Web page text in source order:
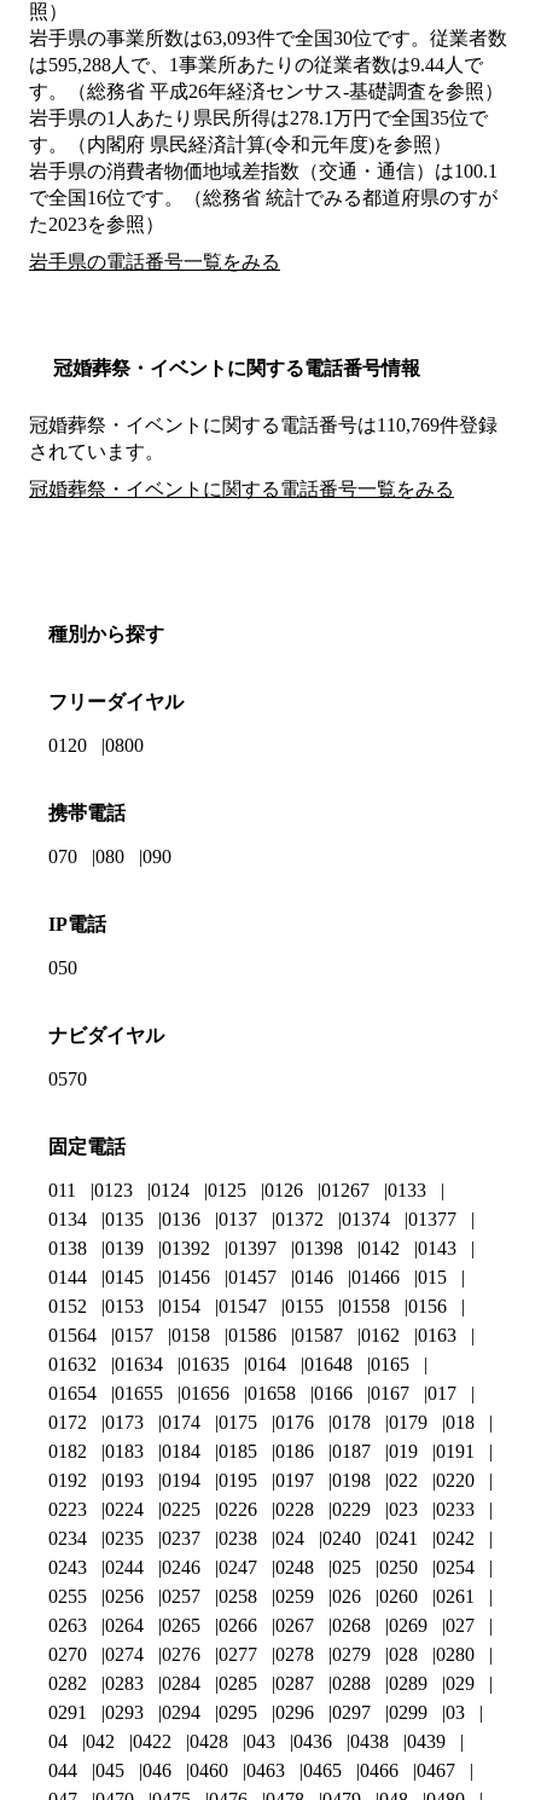
照）
岩手県の事業所数は63,093件で全国30位です。従業者数
は595,288人で、1事業所あたりの従業者数は9.44人で
す。（総務省 平成26年経済センサス‐基礎調査を参照）
岩手県の1人あたり県民所得は278.1万円で全国35位で
す。（内閣府 県民経済計算(令和元年度)を参照）
岩手県の消費者物価地域差指数（交通・通信）は100.1
で全国16位です。（総務省 統計でみる都道府県のすが
た2023を参照）
岩手県の電話番号一覧をみる
冠婚葬祭・イベントに関する電話番号情報
冠婚葬祭・イベントに関する電話番号は110,769件登録
されています。
冠婚葬祭・イベントに関する電話番号一覧をみる
種別から探す
フリーダイヤル
0120 0800
携帯電話
070 080 090
IP電話
050
ナビダイヤル
0570
固定電話
011 0123 0124 0125 0126 01267
0133
0134
0135 0136 0137 01372 01374
01377
0138
0139 01392 01397 01398 0142
0143
0144
0145 01456 01457 0146 01466
015
0152
0153 0154 01547 0155 01558
0156
01564
0157 0158 01586 01587 0162
0163
01632
01634 01635 0164 01648
0165
01654
01655 01656 01658 0166 0167
017
0172
0173 0174 0175 0176 0178 0179
018
0182
0183 0184 0185 0186 0187 019
0191
0192
0193 0194 0195 0197 0198 022
0220
0223
0224 0225 0226 0228 0229 023
0233
0234
0235 0237 0238 024 0240 0241
0242
0243
0244 0246 0247 0248 025 0250
0254
0255
0256 0257 0258 0259 026 0260
0261
0263
0264 0265 0266 0267 0268 0269
027
0270
0274 0276 0277 0278 0279 028
0280
0282
0283 0284 0285 0287 0288 0289
029
0291
0293 0294 0295 0296 0297 0299
03
04
042 0422 0428 043 0436 0438
0439
044
045 046 0460 0463 0465 0466
0467